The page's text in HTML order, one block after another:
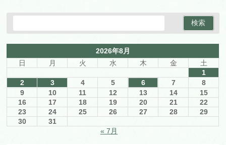
2026年8月
日
月 火 水 木 金
土
1
2
3 4 5 6 7
8
9
10 11 12 13 14
15
16
17 18 19 20 21
22
23
24 25 26 27 28
29
30
31
« 7月